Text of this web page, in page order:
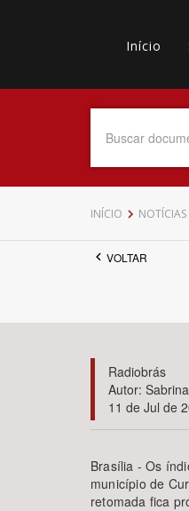
Main
Início
Data do
Tema
Área de
INÍCIO NOTÍCIAS
VOLTAR
Radiobrás
Autor:
11 de Jul de
Brasília - Os
município de
retomada fica